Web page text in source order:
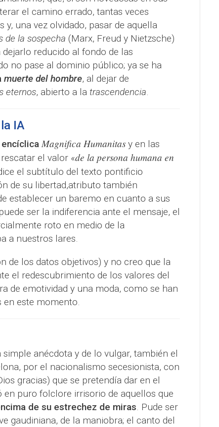
el camino errado, tantas veces
una vez olvidado, pasar de aquella
de la sospecha (Marx, Freud y Nietzsche)
reducido al fondo de las
no pase al dominio público; ya se ha
muerte del hombre, al dejar de
eternos, abierto a la trascendencia.
IA
Magnifica Humanitasy en las
el valor «de la persona humana en
el subtítulo del texto pontificio
de su libertad,atributo también
establecer un baremo en cuanto a sus
ser la indiferencia ante el mensaje, el
roto en medio de la
a nuestros lares.
de los datos objetivos) y no creo que la
el redescubrimiento de los valores del
de emotividad y una moda, como se han
en este momento.
anécdota y de lo vulgar, también el
por el nacionalismo secesionista, con
gracias) que se pretendía dar en el
en puro folclore irrisorio de aquellos que
de su estrechez de miras. Pude ser
gaudiniana, de la maniobra; el canto del